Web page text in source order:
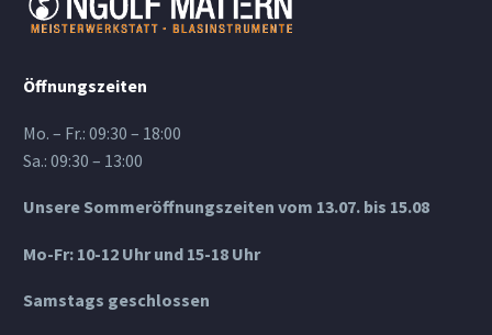
Öffnungszeiten
Mo. – Fr.: 09:30 – 18:00
Sa.: 09:30 – 13:00
Unsere Sommeröffnungszeiten vom 13.07. bis 15.08
Mo-Fr: 10-12 Uhr und 15-18 Uhr
Samstags geschlossen